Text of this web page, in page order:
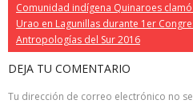
Comunidad indígena Quinaroes
Urao en Lagunillas durante 1er
Antropologías del Sur 2016
DEJA TU COMENTARIO
Tu dirección de correo electrónico no